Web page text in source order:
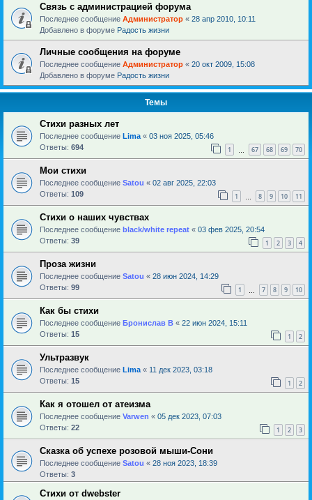
Связь с администрацией форума
Последнее сообщение Администратор « 28 апр 2010, 10:11
Добавлено в форуме Радость жизни
Личные сообщения на форуме
Последнее сообщение Администратор « 20 окт 2009, 15:08
Добавлено в форуме Радость жизни
Темы
Стихи разных лет
Последнее сообщение Lima « 03 ноя 2025, 05:46
Ответы: 694 1 67 68 69 70
Мои стихи
Последнее сообщение Satou « 02 авг 2025, 22:03
Ответы: 109 1 8 9 10 11
Стихи о наших чувствах
Последнее сообщение black/white repeat « 03 фев 2025, 20:54
Ответы: 39 1 2 3 4
Проза жизни
Последнее сообщение Satou « 28 июн 2024, 14:29
Ответы: 99 1 7 8 9 10
Как бы стихи
Последнее сообщение Бронислав В « 22 июн 2024, 15:11
Ответы: 15 1 2
Ультразвук
Последнее сообщение Lima « 11 дек 2023, 03:18
Ответы: 15 1 2
Как я отошел от атеизма
Последнее сообщение Varwen « 05 дек 2023, 07:03
Ответы: 22 1 2 3
Сказка об успехе розовой мыши-Сони
Последнее сообщение Satou « 28 ноя 2023, 18:39
Ответы: 3
Стихи от dwebster